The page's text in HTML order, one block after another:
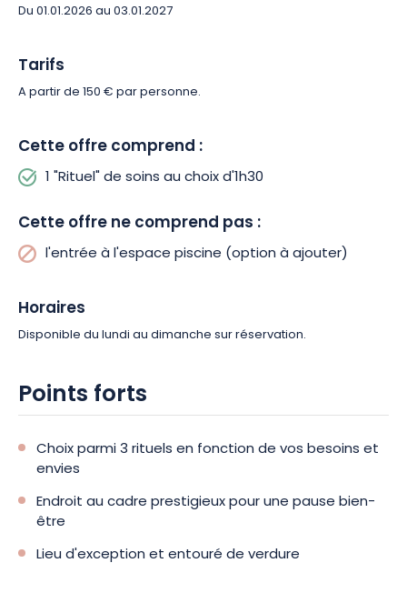
Du 01.01.2026 au 03.01.2027
Tarifs
A partir de 150 € par personne.
Cette offre comprend :
1 "Rituel" de soins au choix d'1h30
Cette offre ne comprend pas :
l'entrée à l'espace piscine (option à ajouter)
Horaires
Disponible du lundi au dimanche sur réservation.
Points forts
Choix parmi 3 rituels en fonction de vos besoins et
envies
Endroit au cadre prestigieux pour une pause bien-
être
Lieu d'exception et entouré de verdure